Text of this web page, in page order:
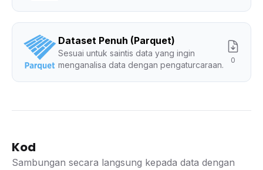
Dataset Penuh (Parquet)
Sesuai untuk saintis data yang ingin
menganalisa data dengan pengaturcaraan.
0
Kod
Sambungan secara langsung kepada data dengan